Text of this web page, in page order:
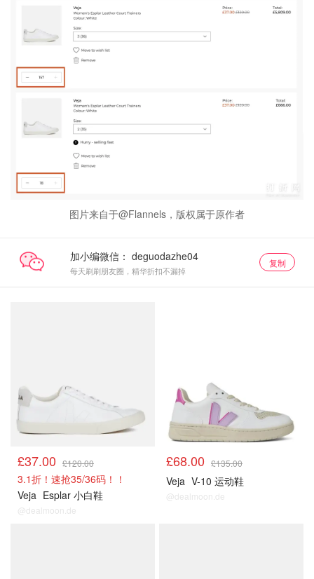
图片来自于@Flannels，版权属于原作者
加小编微信：
每天刷刷朋友圈，精华折扣不漏掉
复制
£37.00 £120.00
3.1折！速抢35/36码！！
Veja Esplar 小白鞋
@dealmoon.de
£68.00 £135.00
Veja V-10 运动鞋
@dealmoon.de